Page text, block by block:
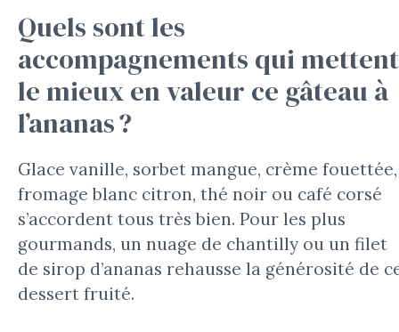
Quels sont les
accompagnements qui mettent
le mieux en valeur ce gâteau à
l’ananas ?
Glace vanille, sorbet mangue, crème fouettée,
fromage blanc citron, thé noir ou café corsé
s’accordent tous très bien. Pour les plus
gourmands, un nuage de chantilly ou un filet
de sirop d’ananas rehausse la générosité de
dessert fruité.